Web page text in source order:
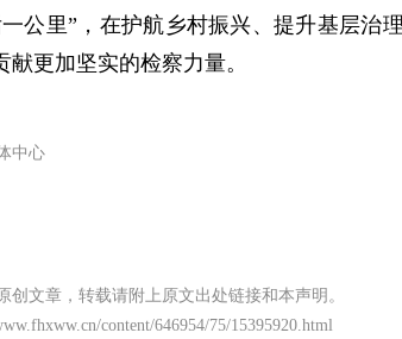
公里”，在护航乡村振兴、提升基层治
献更加坚实的检察力量。
中心
创文章，转载请附上原文出处链接和本声明。
content/646954/75/15395920.html